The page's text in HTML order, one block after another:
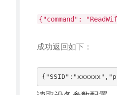
{"command":
成功返回如下：